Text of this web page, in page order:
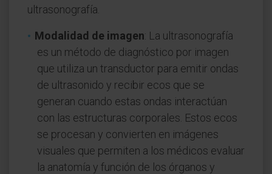
ultrasonografía.
Modalidad de imagen: La ultrasonografía
es un método de diagnóstico por imagen
que utiliza un transductor para emitir ondas
de ultrasonido y recibir ecos que se
generan cuando estas ondas interactúan
con las estructuras corporales. Estos ecos
se procesan y convierten en imágenes
visuales que permiten a los médicos evaluar
la anatomía y función de los órganos y